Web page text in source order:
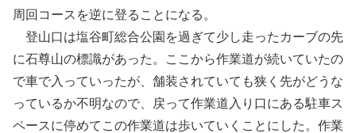
周回コースを逆に登ることになる。
登山口は塩谷町総合公園を過ぎて少し走ったカーブの先
に石尊山の標識があった。ここから作業道が続いていたの
で車で入っていったが、舗装されていても狭く先がどうな
っているか不明なので、戻って作業道入り口にある駐車ス
ペースに停めてこの作業道は歩いていくことにした。作業